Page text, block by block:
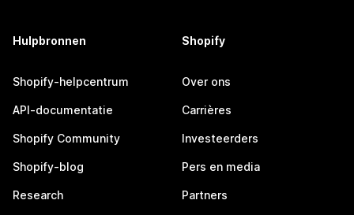
Hulpbronnen
Shopify-helpcentrum
API-documentatie
Shopify Community
Shopify-blog
Research
Shopify
Over ons
Carrières
Investeerders
Pers en media
Partners